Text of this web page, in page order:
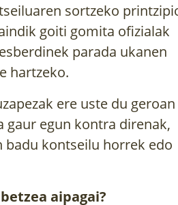
sortzeko
goiti gomita ofizialak
parada ukanen
hartzeko.
ere uste du geroan
gaur egun kontra direnak,
badu kontseilu horrek edo
aipagai?